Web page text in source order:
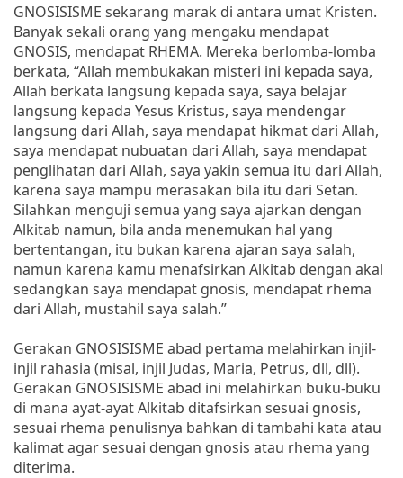
GNOSISISME sekarang marak di antara umat Kristen.
Banyak sekali orang yang mengaku mendapat
GNOSIS, mendapat RHEMA. Mereka berlomba-lomba
berkata, “Allah membukakan misteri ini kepada saya,
Allah berkata langsung kepada saya, saya belajar
langsung kepada Yesus Kristus, saya mendengar
langsung dari Allah, saya mendapat hikmat dari Allah,
saya mendapat nubuatan dari Allah, saya mendapat
penglihatan dari Allah, saya yakin semua itu dari Allah,
karena saya mampu merasakan bila itu dari Setan.
Silahkan menguji semua yang saya ajarkan dengan
Alkitab namun, bila anda menemukan hal yang
bertentangan, itu bukan karena ajaran saya salah,
namun karena kamu menafsirkan Alkitab dengan akal
sedangkan saya mendapat gnosis, mendapat rhema
dari Allah, mustahil saya salah.”
Gerakan GNOSISISME abad pertama melahirkan injil-
injil rahasia (misal, injil Judas, Maria, Petrus, dll, dll).
Gerakan GNOSISISME abad ini melahirkan buku-buku
di mana ayat-ayat Alkitab ditafsirkan sesuai gnosis,
sesuai rhema penulisnya bahkan di tambahi kata atau
kalimat agar sesuai dengan gnosis atau rhema yang
diterima.